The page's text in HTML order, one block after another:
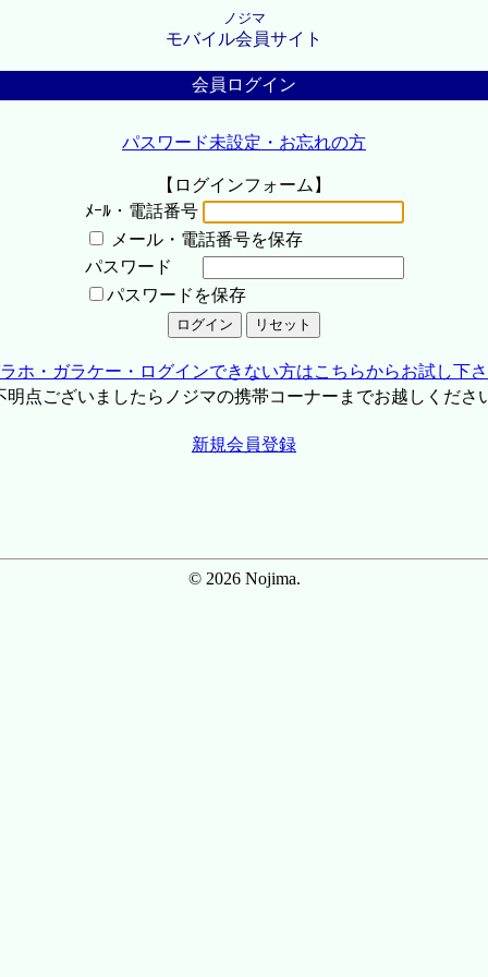
ノジマ
モバイル会員サイト
会員ログイン
パスワード未設定・お忘れの方
【ログインフォーム】
ﾒｰﾙ・電話番号
メール・電話番号を保存
パスワード
パスワードを保存
ホ・ガラケー・ログインできない方はこちらからお試し下
点ございましたらノジマの携帯コーナーまでお越しくださ
新規会員登録
© 2026 Nojima.